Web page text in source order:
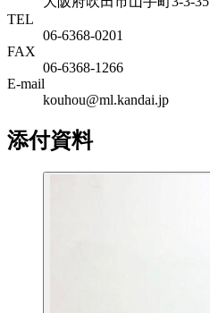
TEL
06-6368-0201
FAX
06-6368-1266
E-mail
kouhou@ml.kandai.jp
添付資料